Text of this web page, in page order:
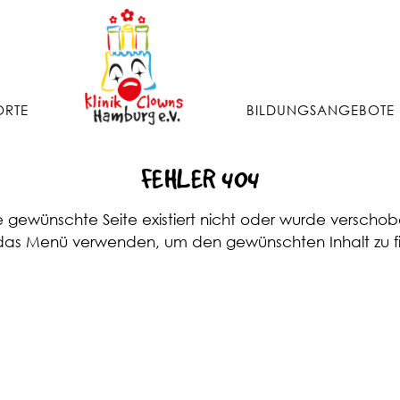
BILDUNGSANGEBOTE
FEHLER 404
gewünschte Seite existiert nicht oder wurde
Menü verwenden, um den gewünschten Inhalt zu